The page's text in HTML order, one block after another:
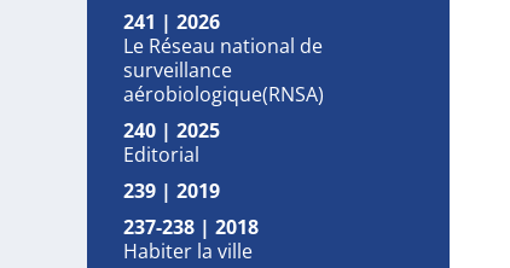
241 | 2026
Le Réseau national de
surveillance
aérobiologique(RNSA)
240 | 2025
Editorial
239 | 2019
237-238 | 2018
Habiter la ville